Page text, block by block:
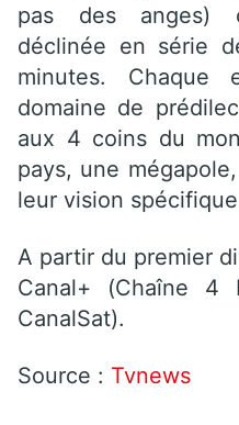
pas des anges)
déclinée en série
minutes. Chaque
domaine de
aux 4 coins du
pays, une
leur vision
A partir du premier
Canal+ (Chaîne 4
CanalSat).
Source : Tvnews